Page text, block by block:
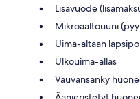
Lisävuode
Mikroaaltouuni
Uima-altaan
Ulkouima-allas
Vauvansänky